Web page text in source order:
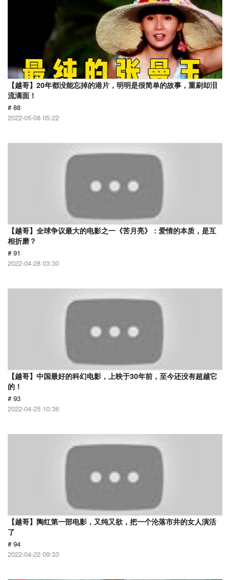
【越哥】20年都没能忘掉的港片，明明是很简单的故事，重刷却泪
流满面！
# 88
2022-05-08 05:22
【越哥】全球争议最大的电影之一《苦月亮》：爱情的本质，是互
相折磨？
# 91
2022-04-28 03:30
【越哥】中国最好的科幻电影，上映于30年前，至今还没有超越它
的！
# 93
2022-04-25 10:36
【越哥】陶红第一部电影，又纯又欲，把一个沦落市井的女人演活
了
# 94
2022-04-22 09:33